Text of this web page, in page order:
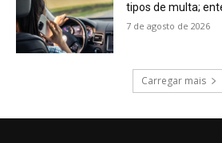
tipos de multa;
7 de agosto de 2026
Carregar mais